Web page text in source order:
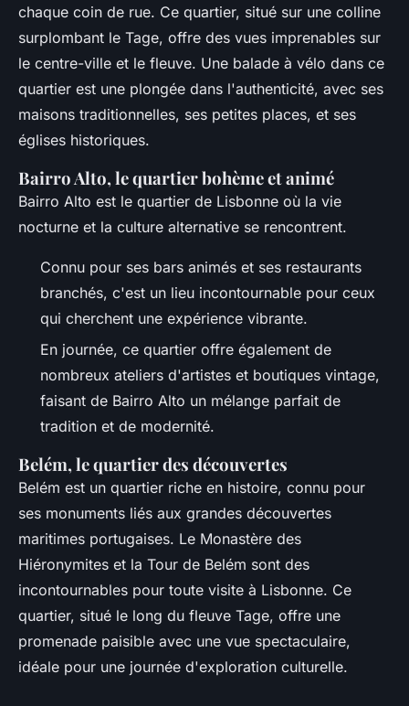
chaque coin de rue. Ce quartier, situé sur une colline
surplombant le Tage, offre des vues imprenables sur
le centre-ville et le fleuve. Une balade à vélo dans ce
quartier est une plongée dans l'authenticité, avec ses
maisons traditionnelles, ses petites places, et ses
églises historiques.
Bairro Alto, le quartier bohème et animé
Bairro Alto est le quartier de Lisbonne où la vie
nocturne et la culture alternative se rencontrent.
Connu pour ses bars animés et ses restaurants
branchés, c'est un lieu incontournable pour ceux
qui cherchent une expérience vibrante.
En journée, ce quartier offre également de
nombreux ateliers d'artistes et boutiques vintage,
faisant de Bairro Alto un mélange parfait de
tradition et de modernité.
Belém, le quartier des découvertes
Belém est un quartier riche en histoire, connu pour
ses monuments liés aux grandes découvertes
maritimes portugaises. Le Monastère des
Hiéronymites et la Tour de Belém sont des
incontournables pour toute visite à Lisbonne. Ce
quartier, situé le long du fleuve Tage, offre une
promenade paisible avec une vue spectaculaire,
idéale pour une journée d'exploration culturelle.